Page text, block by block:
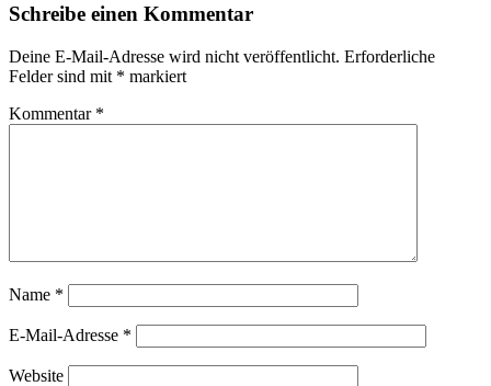
Schreibe einen Kommentar
Deine E-Mail-Adresse wird nicht veröffentlicht. Erforderliche
Felder sind mit * markiert
Kommentar *
Name *
E-Mail-Adresse *
Website